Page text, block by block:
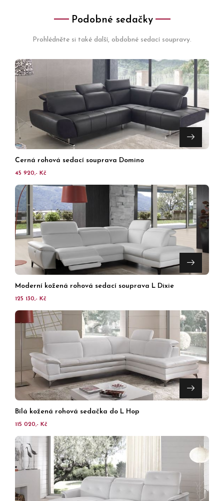
Podobné sedačky
Prohlédněte si také další, obdobné sedací soupravy.
Černá rohová sedací souprava Domino
45 920,- Kč
Moderní kožená rohová sedací souprava L Dixie
125 130,- Kč
Bílá kožená rohová sedačka do L Hop
115 020,- Kč